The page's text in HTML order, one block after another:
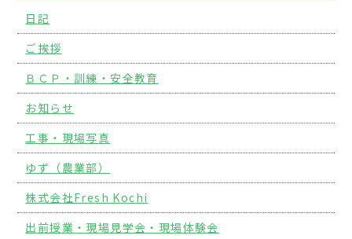
日記
ご挨拶
ＢＣＰ・訓練・安全教育
お知らせ
工事・現場写真
ゆず（農業部）
株式会社Fresh Kochi
出前授業・現場見学会・現場体験会